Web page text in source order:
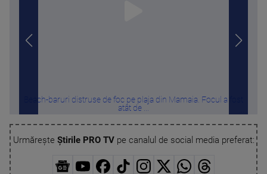
Beach-baruri distruse de foc pe plaja din Mamaia. Focul a fost
atât de ...
Urmărește Știrile PRO TVpe canalul de social media preferat: